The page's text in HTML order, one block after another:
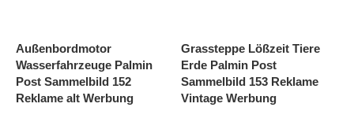
Außenbordmotor
Wasserfahrzeuge Palmin
Post Sammelbild 152
Reklame alt Werbung
Grassteppe Lößzeit Tiere
Erde Palmin Post
Sammelbild 153 Reklame
Vintage Werbung